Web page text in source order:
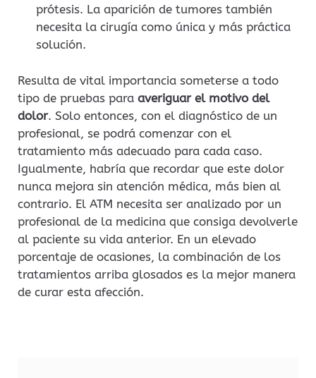
prótesis. La aparición de tumores también
necesita la cirugía como única y más práctica
solución.
Resulta de vital importancia someterse a todo
tipo de pruebas para averiguar el motivo del
dolor. Solo entonces, con el diagnóstico de un
profesional, se podrá comenzar con el
tratamiento más adecuado para cada caso.
Igualmente, habría que recordar que este dolor
nunca mejora sin atención médica, más bien al
contrario. El ATM necesita ser analizado por un
profesional de la medicina que consiga devolverle
al paciente su vida anterior. En un elevado
porcentaje de ocasiones, la combinación de los
tratamientos arriba glosados es la mejor manera
de curar esta afección.